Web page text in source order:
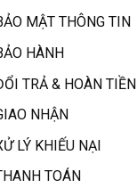
MẬT THÔNG TIN
HÀNH
TRẢ & HOÀN TIỀN
NHẬN
LÝ KHIẾU NẠI
TOÁN